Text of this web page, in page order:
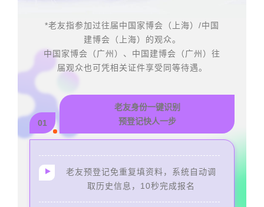
*老友指参加过往届中国家博会（上海）/中国
建博会（上海）的观众。
中国家博会（广州）、中国建博会（广州）往
届观众也可凭相关证件享受同等待遇。
01
老友身份一键识别
预登记快人一步
老友预登记免重复填资料，系统自动调
取历史信息，10秒完成报名